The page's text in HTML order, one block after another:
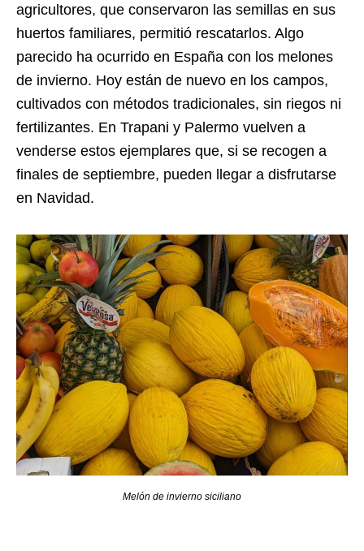
agricultores, que conservaron las semillas en sus
huertos familiares, permitió rescatarlos. Algo
parecido ha ocurrido en España con los melones
de invierno. Hoy están de nuevo en los campos,
cultivados con métodos tradicionales, sin riegos ni
fertilizantes. En Trapani y Palermo vuelven a
venderse estos ejemplares que, si se recogen a
finales de septiembre, pueden llegar a disfrutarse
en Navidad.
Melón de invierno siciliano